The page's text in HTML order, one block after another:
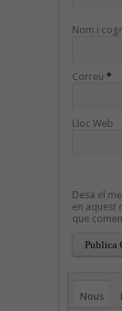
Nom i
Correu *
Lloc Web
Desa el
en aquest
que
Nous